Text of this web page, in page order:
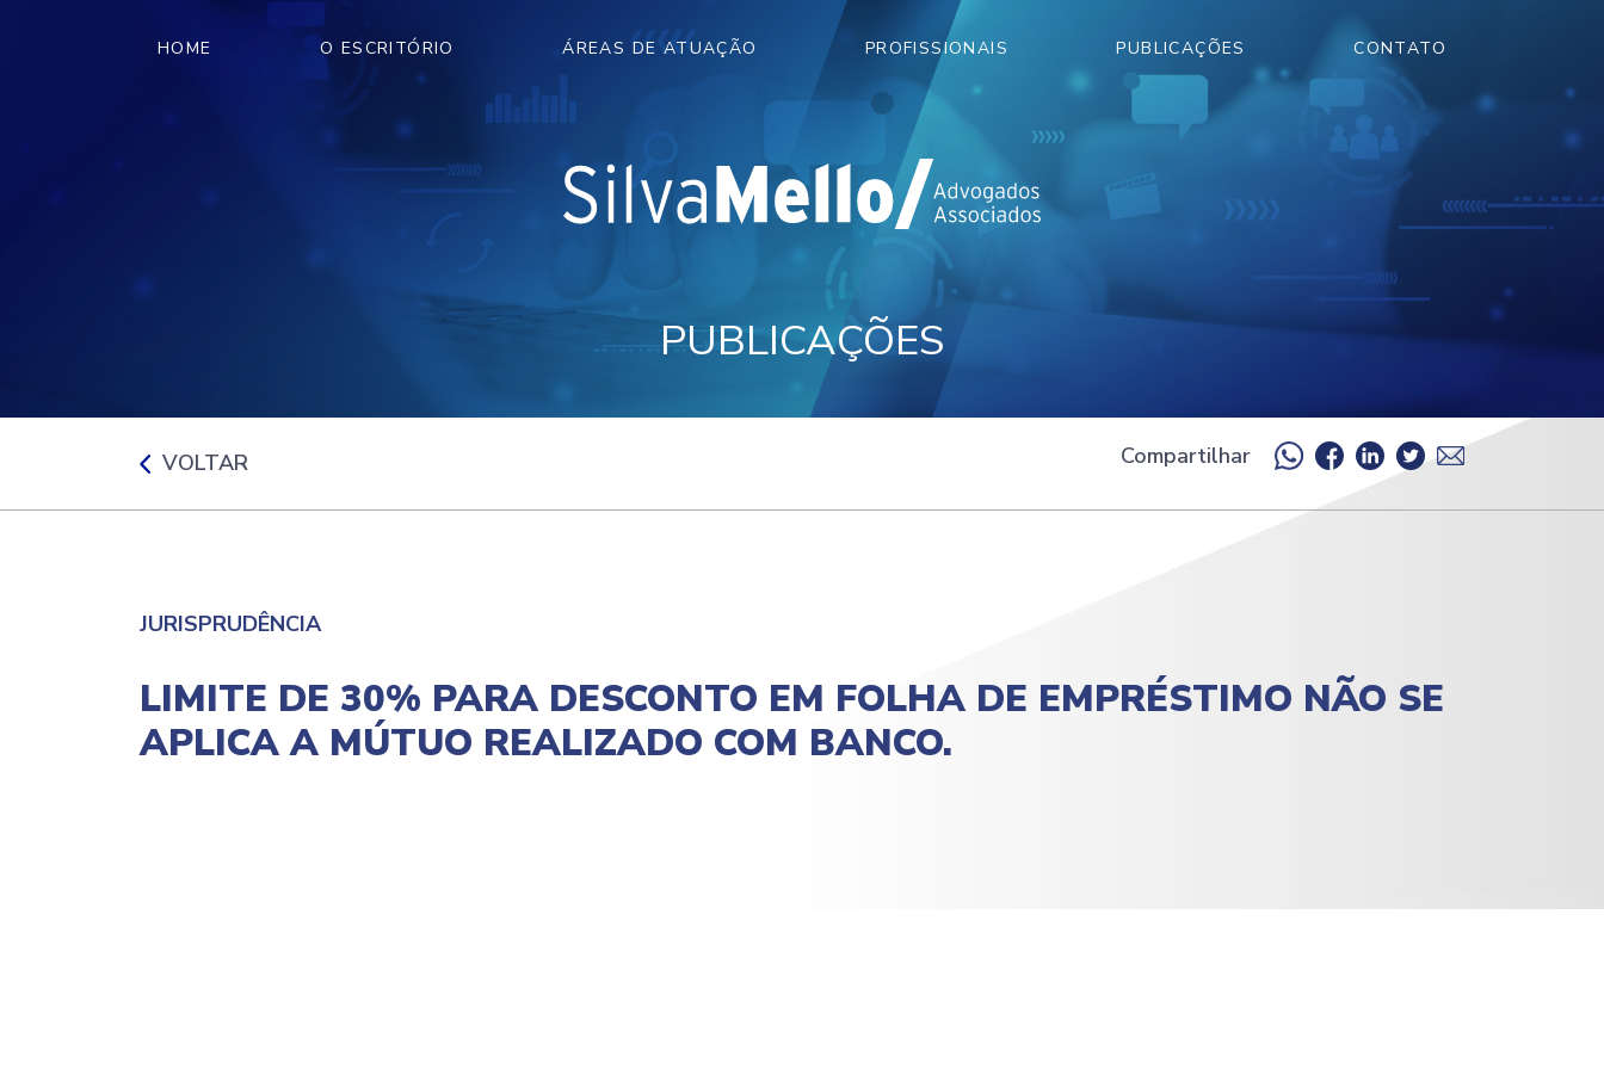
HOME O ESCRITÓRIO ÁREAS DE ATUAÇÃO PROFISSIONAIS PUBLICAÇÕES CONTATO
PUBLICAÇÕES
VOLTAR Compartilhar
JURISPRUDÊNCIA
LIMITE DE 30% PARA DESCONTO EM FOLHA DE EMPRÉSTIMO NÃO SE
APLICA A MÚTUO REALIZADO COM BANCO.